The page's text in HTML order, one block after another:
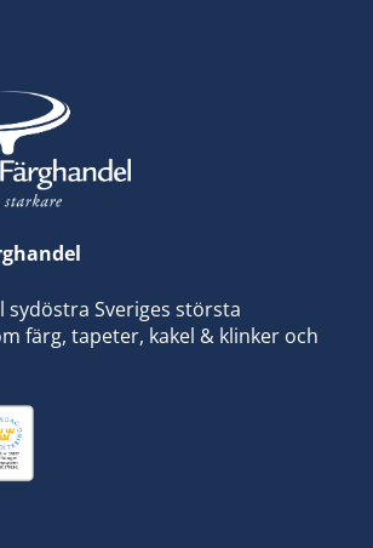
sydöstra Sveriges största
färg, tapeter, kakel & klinker och